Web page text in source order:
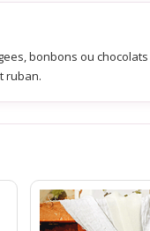
bonbons ou
ruban.